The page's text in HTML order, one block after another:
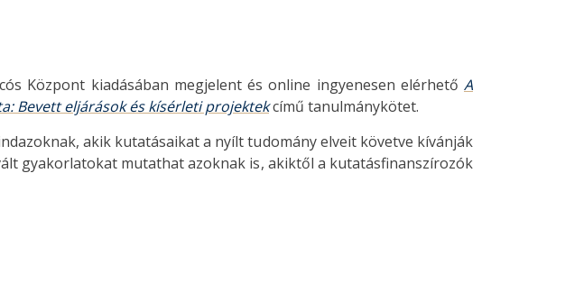
Központ kiadásában megjelent és online ingyenesen elérhető A
Bevett eljárások és kísérleti projektekcímű tanulmánykötet.
akik kutatásaikat a nyílt tudomány elveit követve kívánják
gyakorlatokat mutathat azoknak is, akiktől a kutatásfinanszírozók